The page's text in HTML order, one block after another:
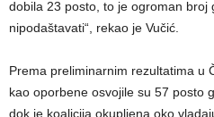
dobila 23 posto, to je ogroman broj
nipodaštavati“, rekao je Vučić.
Prema preliminarnim rezultatima u
kao oporbene osvojile su 57 posto
dok je koalicija okupljena oko